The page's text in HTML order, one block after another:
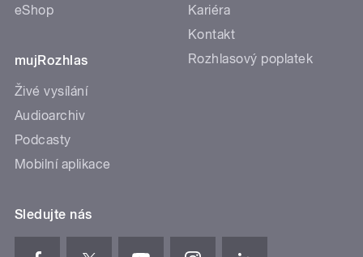
eShop
mujRozhlas
Živé vysílání
Audioarchiv
Podcasty
Mobilní aplikace
Kariéra
Kontakt
Rozhlasový poplatek
Sledujte nás